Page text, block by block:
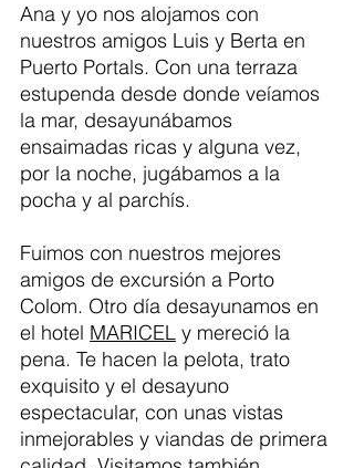
Ana y yo nos alojamos con
nuestros amigos Luis y Berta en
Puerto Portals. Con una terraza
estupenda desde donde veíamos
la mar, desayunábamos
ensaimadas ricas y alguna vez,
por la noche, jugábamos a la
pocha y al parchís.
Fuimos con nuestros mejores
amigos de excursión a Porto
Colom. Otro día desayunamos en
el hotel MARICEL y mereció la
pena. Te hacen la pelota, trato
exquisito y el desayuno
espectacular, con unas vistas
inmejorables y viandas de primera